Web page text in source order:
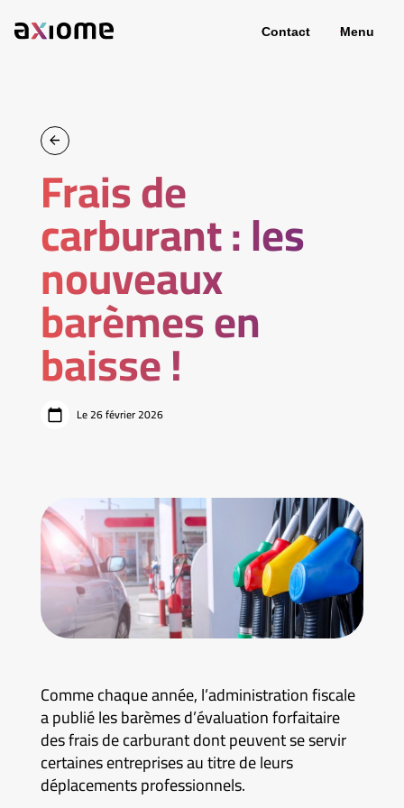
Contact Menu
Frais de
carburant : les
nouveaux
barèmes en
baisse !
Le 26 février 2026
Comme chaque année, l’administration fiscale
a publié les barèmes d’évaluation forfaitaire
des frais de carburant dont peuvent se servir
certaines entreprises au titre de leurs
déplacements professionnels.